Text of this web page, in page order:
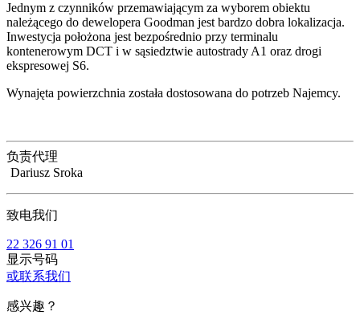
Jednym z czynników przemawiającym za wyborem obiektu
należącego do dewelopera Goodman jest bardzo dobra lokalizacja.
Inwestycja położona jest bezpośrednio przy terminalu
kontenerowym DCT i w sąsiedztwie autostrady A1 oraz drogi
ekspresowej S6.
Wynajęta powierzchnia została dostosowana do potrzeb Najemcy.
负责代理
Dariusz Sroka
致电我们
22 326 91 01
显示号码
或联系我们
感兴趣？